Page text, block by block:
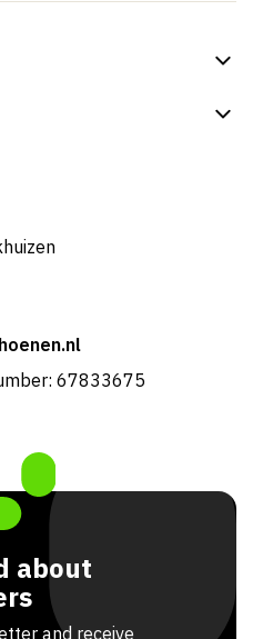
67833675
about
and receive